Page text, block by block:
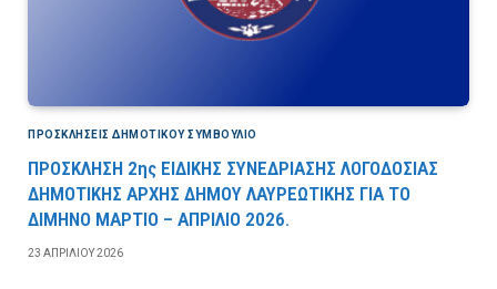
ΠΡΟΣΚΛΉΣΕΙΣ ΔΗΜΟΤΙΚΟΎ ΣΥΜΒΟΎΛΙΟ
ΠΡΟΣΚΛΗΣΗ 2ης ΕΙΔΙΚΗΣ ΣΥΝΕΔΡΙΑΣΗΣ ΛΟΓΟΔΟΣΙΑΣ
ΔΗΜΟΤΙΚΗΣ ΑΡΧΗΣ ΔΗΜΟΥ ΛΑΥΡΕΩΤΙΚΗΣ ΓΙΑ ΤΟ
ΔΙΜΗΝΟ ΜΑΡΤΙΟ – ΑΠΡΙΛΙΟ 2026.
23 ΑΠΡΙΛΊΟΥ 2026